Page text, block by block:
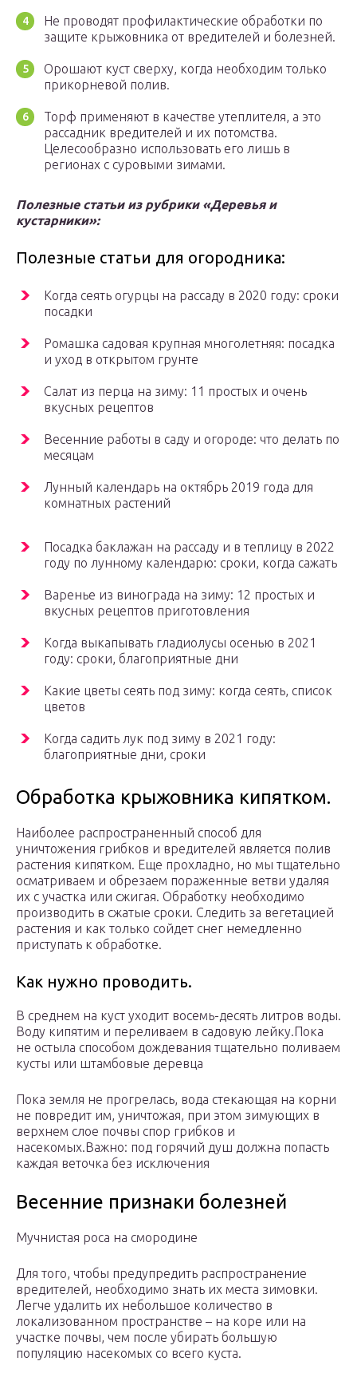
Не проводят профилактические обработки по
защите крыжовника от вредителей и болезней.
Орошают куст сверху, когда необходим только
прикорневой полив.
Торф применяют в качестве утеплителя, а это
рассадник вредителей и их потомства.
Целесообразно использовать его лишь в
регионах с суровыми зимами.
Полезные статьи из рубрики «Деревья и
кустарники»:
Полезные статьи для огородника:
Когда сеять огурцы на рассаду в 2020 году: сроки
посадки
Ромашка садовая крупная многолетняя: посадка
и уход в открытом грунте
Салат из перца на зиму: 11 простых и очень
вкусных рецептов
Весенние работы в саду и огороде: что делать по
месяцам
Лунный календарь на октябрь 2019 года для
комнатных растений
Посадка баклажан на рассаду и в теплицу в 2022
году по лунному календарю: сроки, когда сажать
Варенье из винограда на зиму: 12 простых и
вкусных рецептов приготовления
Когда выкапывать гладиолусы осенью в 2021
году: сроки, благоприятные дни
Какие цветы сеять под зиму: когда сеять, список
цветов
Когда садить лук под зиму в 2021 году:
благоприятные дни, сроки
Обработка крыжовника кипятком.
Наиболее распространенный способ для
уничтожения грибков и вредителей является полив
растения кипятком. Еще прохладно, но мы тщательно
осматриваем и обрезаем пораженные ветви удаляя
их с участка или сжигая. Обработку необходимо
производить в сжатые сроки. Следить за вегетацией
растения и как только сойдет снег немедленно
приступать к обработке.
Как нужно проводить.
В среднем на куст уходит восемь-десять литров воды.
Воду кипятим и переливаем в садовую лейку.Пока
не остыла способом дождевания тщательно поливаем
кусты или штамбовые деревца
Пока земля не прогрелась, вода стекающая на корни
не повредит им, уничтожая, при этом зимующих в
верхнем слое почвы спор грибков и
насекомых.Важно: под горячий душ должна попасть
каждая веточка без исключения
Весенние признаки болезней
Мучнистая роса на смородине
Для того, чтобы предупредить распространение
вредителей, необходимо знать их места зимовки.
Легче удалить их небольшое количество в
локализованном пространстве – на коре или на
участке почвы, чем после убирать большую
популяцию насекомых со всего куста.